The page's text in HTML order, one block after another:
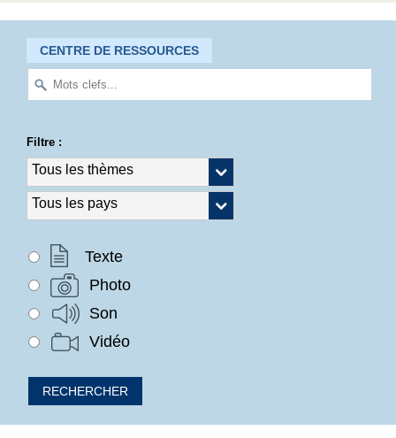
CENTRE DE RESSOURCES
Filtre :
Texte
Photo
Son
Vidéo